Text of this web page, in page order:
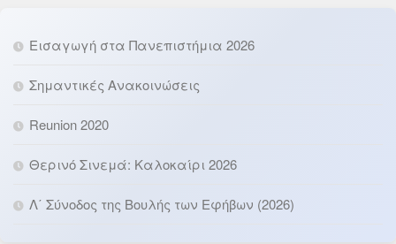
Εισαγωγή στα Πανεπιστήμια 2026
Σημαντικές Ανακοινώσεις
Reunion 2020
Θερινό Σινεμά: Καλοκαίρι 2026
Λ΄ Σύνοδος της Βουλής των Εφήβων (2026)